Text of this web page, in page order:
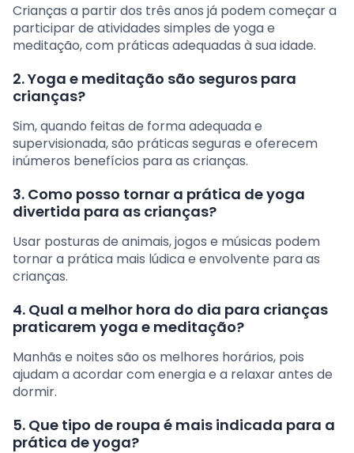
Crianças a partir dos três anos já podem começar a
participar de atividades simples de yoga e
meditação, com práticas adequadas à sua idade.
2. Yoga e meditação são seguros para
crianças?
Sim, quando feitas de forma adequada e
supervisionada, são práticas seguras e oferecem
inúmeros benefícios para as crianças.
3. Como posso tornar a prática de yoga
divertida para as crianças?
Usar posturas de animais, jogos e músicas podem
tornar a prática mais lúdica e envolvente para as
crianças.
4. Qual a melhor hora do dia para crianças
praticarem yoga e meditação?
Manhãs e noites são os melhores horários, pois
ajudam a acordar com energia e a relaxar antes de
dormir.
5. Que tipo de roupa é mais indicada para a
prática de yoga?